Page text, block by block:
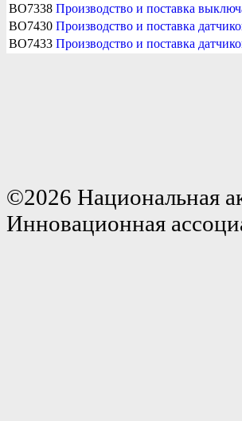
BO7338 Производство и поставка
BO7430 Производство и поставка
BO7433 Производство и поставка
©2026 Национальная
Инновационная